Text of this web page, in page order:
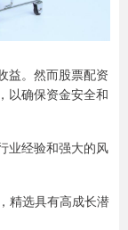
益。然而股票配资
以确保资金安全和
业经验和强大的风
精选具有高成长潜